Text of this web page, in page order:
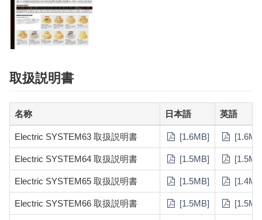
取扱説明書
名称 日本語 英語
Electric SYSTEM63 取扱説明書 [1.6MB]
Electric SYSTEM64 取扱説明書 [1.5MB]
Electric SYSTEM65 取扱説明書 [1.5MB]
Electric SYSTEM66 取扱説明書 [1.5MB]